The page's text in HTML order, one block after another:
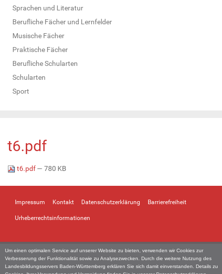
Um einen optimalen Service auf unserer Website zu bieten, verwenden wir Cookies zur
Verbesserung der Funktionalität sowie zu Analysezwecken. Durch die weitere Nutzung des
Landesbildungsservers Baden-Württemberg erklären Sie sich damit einverstanden. Details zu
Sprachen und Literatur
Berufliche Fächer und Lernfelder
Musische Fächer
Praktische Fächer
Berufliche Schularten
Schularten
Sport
t6.pdf
t6.pdf— 780 KB
Impressum Kontakt Datenschutzerklärung Barrierefreiheit
Urheberrechtsinformationen